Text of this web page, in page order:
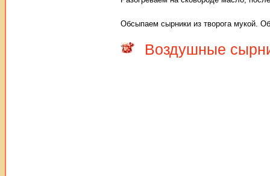
Обсыпаем сырники из творога мукой.
Воздушные